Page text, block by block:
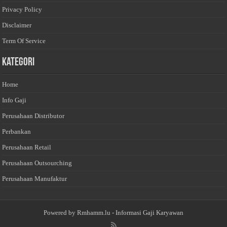
Privacy Policy
Disclaimer
Term Of Service
Kategori
Home
Info Gaji
Perusahaan Distributor
Perbankan
Perusahaan Retail
Perusahaan Outsourching
Perusahaan Manufaktur
Powered by Rmhamm.lu - Informasi Gaji Karyawan